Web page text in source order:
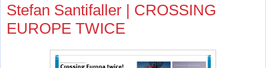
Stefan Santifaller | CROSSING
EUROPE TWICE